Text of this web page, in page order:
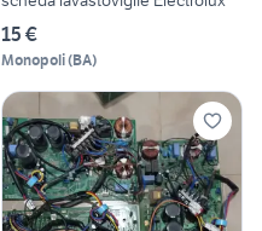
15 €
Monopoli(BA)